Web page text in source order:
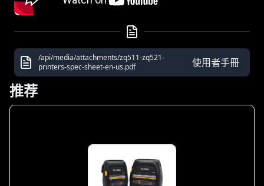
/api/media/attachments/zq511-zq521-
printers-spec-sheet-en-us.pdf
使用者手冊
推荐